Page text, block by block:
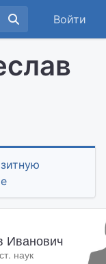
Войти
Иванович
наук